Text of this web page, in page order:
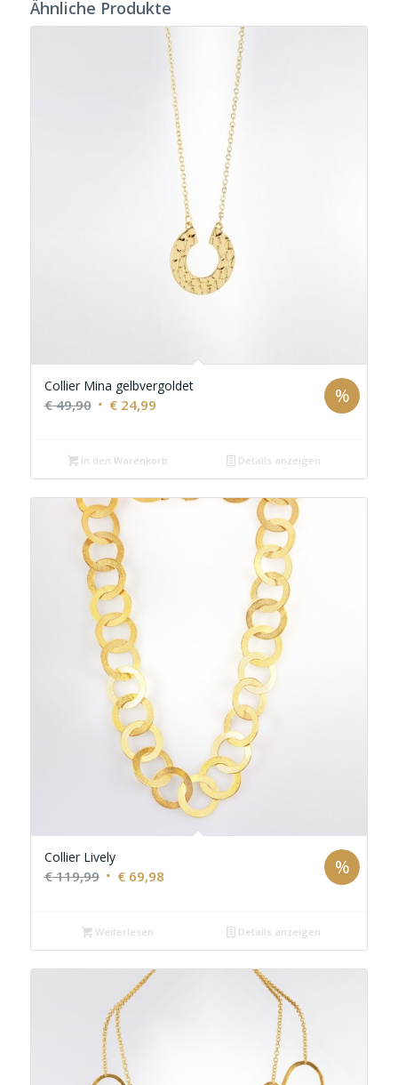
Ähnliche Produkte
Collier Mina gelbvergoldet
€49,90 Ursprünglicher
€ 49,90
€24,99Aktueller
€ 24,99.
%
In den Warenkorb Details anzeigen
Collier Lively
€119,99 Ursprünglicher
€ 119,99
€69,98Aktueller
%
Weiterlesen Details anzeigen